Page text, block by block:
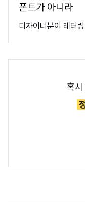
폰트가 아니라
디자이너분이 레터
혹